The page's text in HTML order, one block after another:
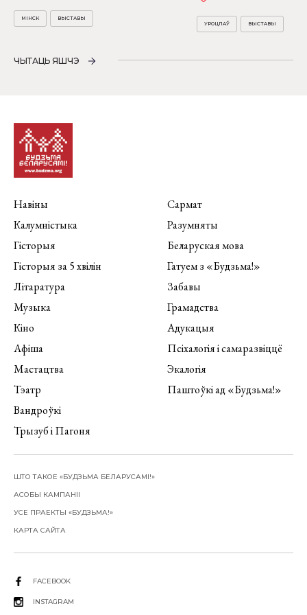
МІНСК ВЫСТАВЫ
УРОЦЛАЎ ВЫСТАВЫ
ЧЫТАЦЬ ЯШЧЭ
Навіны
Калумністыка
Гісторыя
Гісторыя за 5 хвілін
Літаратура
Музыка
Кіно
Афіша
Мастацтва
Тэатр
Вандроўкі
Трызуб і Пагоня
Сармат
Разумняты
Беларуская мова
Гатуем з «Будзьма!»
Забавы
Грамадства
Адукацыя
Псіхалогія і самаразвіццё
Экалогія
Паштоўкі ад «Будзьма!»
ШТО ТАКОЕ «БУДЗЬМА БЕЛАРУСАМІ!»
АСОБЫ КАМПАНІІ
УСЕ ПРАЕКТЫ «БУДЗЬМА!»
КАРТА САЙТА
FACEBOOK
INSTAGRAM